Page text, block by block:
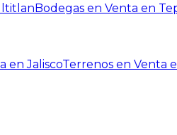
Bodegas en Venta en
en JaliscoTerrenos en Venta